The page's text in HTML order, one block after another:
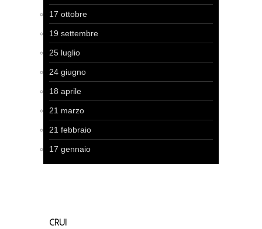
17 ottobre
19 settembre
25 luglio
24 giugno
18 aprile
21 marzo
21 febbraio
17 gennaio
CRUI